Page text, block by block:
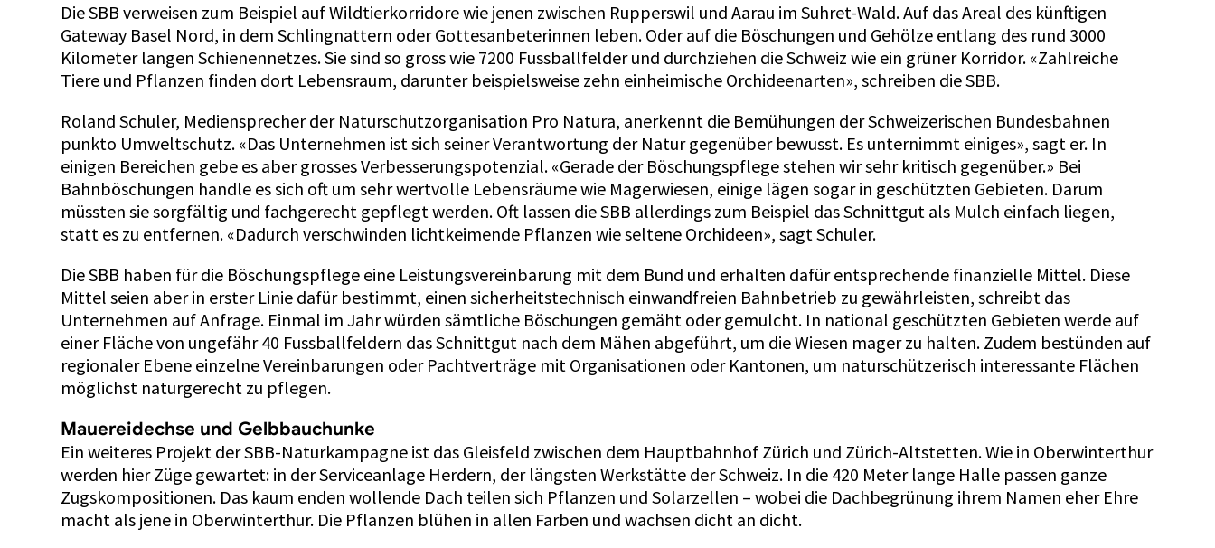
Die SBB verweisen zum Beispiel auf Wildtierkorridore wie jenen zwischen Rupperswil und Aarau im Suhret-Wald. Auf das Areal des künftigen
Gateway Basel Nord, in dem Schlingnattern oder Gottesanbeterinnen leben. Oder auf die Böschungen und Gehölze entlang des rund 3000
Kilometer langen Schienennetzes. Sie sind so gross wie 7200 Fussballfelder und durchziehen die Schweiz wie ein grüner Korridor. «Zahlreiche
Tiere und Pflanzen finden dort Lebensraum, darunter beispielsweise zehn einheimische Orchideenarten», schreiben die SBB.
Roland Schuler, Mediensprecher der Naturschutzorganisation Pro Natura, anerkennt die Bemühungen der Schweizerischen Bundesbahnen
punkto Umweltschutz. «Das Unternehmen ist sich seiner Verantwortung der Natur gegenüber bewusst. Es unternimmt einiges», sagt er. In
einigen Bereichen gebe es aber grosses Verbesserungspotenzial. «Gerade der Böschungspflege stehen wir sehr kritisch gegenüber.» Bei
Bahnböschungen handle es sich oft um sehr wertvolle Lebensräume wie Magerwiesen, einige lägen sogar in geschützten Gebieten. Darum
müssten sie sorgfältig und fachgerecht gepflegt werden. Oft lassen die SBB allerdings zum Beispiel das Schnittgut als Mulch einfach liegen,
statt es zu entfernen. «Dadurch verschwinden lichtkeimende Pflanzen wie seltene Orchideen», sagt Schuler.
Die SBB haben für die Böschungspflege eine Leistungsvereinbarung mit dem Bund und erhalten dafür entsprechende finanzielle Mittel. Diese
Mittel seien aber in erster Linie dafür bestimmt, einen sicherheitstechnisch einwandfreien Bahnbetrieb zu gewährleisten, schreibt das
Unternehmen auf Anfrage. Einmal im Jahr würden sämtliche Böschungen gemäht oder gemulcht. In national geschützten Gebieten werde auf
einer Fläche von ungefähr 40 Fussballfeldern das Schnittgut nach dem Mähen abgeführt, um die Wiesen mager zu halten. Zudem bestünden auf
regionaler Ebene einzelne Vereinbarungen oder Pachtverträge mit Organisationen oder Kantonen, um naturschützerisch interessante Flächen
möglichst naturgerecht zu pflegen.
Mauereidechse und Gelbbauchunke
Ein weiteres Projekt der SBB-Naturkampagne ist das Gleisfeld zwischen dem Hauptbahnhof Zürich und Zürich-Altstetten. Wie in Oberwinterthur
werden hier Züge gewartet: in der Serviceanlage Herdern, der längsten Werkstätte der Schweiz. In die 420 Meter lange Halle passen ganze
Zugskompositionen. Das kaum enden wollende Dach teilen sich Pflanzen und Solarzellen – wobei die Dachbegrünung ihrem Namen eher Ehre
macht als jene in Oberwinterthur. Die Pflanzen blühen in allen Farben und wachsen dicht an dicht.